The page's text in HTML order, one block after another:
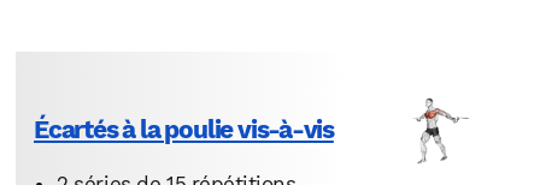
Écartés à la poulie vis-à-vis